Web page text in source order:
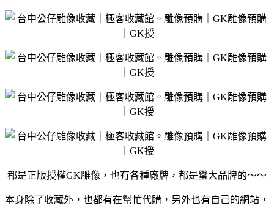
都是正版授權GK雕像，也有各種廠牌，都是蠻大品牌的～～
本身除了收藏外，也都有在幫忙代購，另外也有自己的網站，